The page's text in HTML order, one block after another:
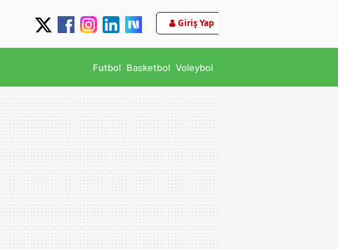
Giriş Yap
Futbol Basketbol Voleybol